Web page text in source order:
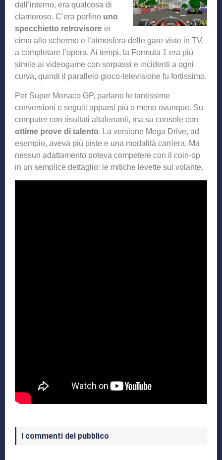
dall’interno, era qualcosa di
clamoroso. C’era perfino uno
specchietto retrovisore in
cima allo schermo e l’atmosfera delle gare viste in TV,
a completare l’opera. Ai tempi, la Formula 1 era più
simile ai videogame con sorpassi e incidenti a ogni
curva, quindi il parallelo gioco-televisione fu fortissimo.
Per Super Monaco GP, parlano le tantissime
conversioni e seguiti apparsi più o meno ovunque. Su
computer con risultati altalenanti, ma su console con
ottime prove di talento. La versione Mega Drive, ad
esempio, aveva più piste e una modalità carriera. Ma
nessun adattamento poteva competere con il coin-op
in un semplice dettaglio: le mitiche levette sul volante.
I commenti del pubblico